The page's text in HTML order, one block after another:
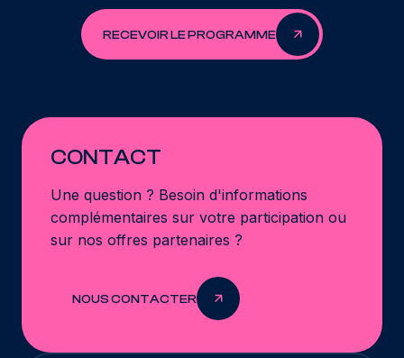
RECEVOIR LE PROGRAMME
CONTACT
Une question ? Besoin d'informations
complémentaires sur votre participation ou
sur nos offres partenaires ?
NOUS CONTACTER